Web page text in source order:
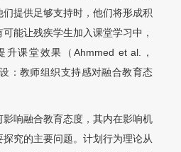
提供足够支持时，他们将形成积
能让残疾学生加入课堂学习中，
课堂效果（Ahmmed et al.，
：教师组织支持感对融合教育态
响融合教育态度，其内在影响机
究的主要问题。计划行为理论从